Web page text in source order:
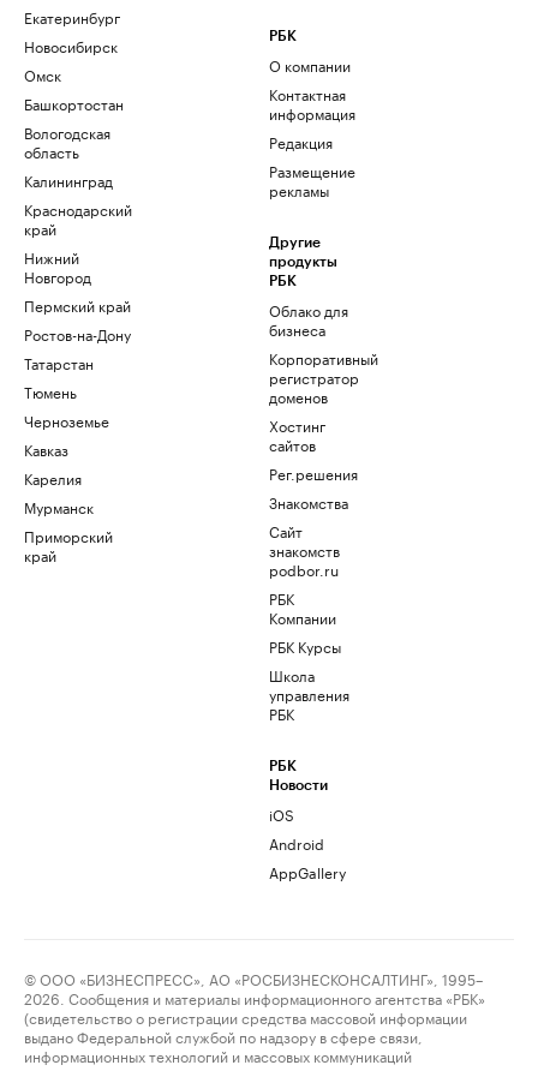
Екатеринбург
Новосибирск
Омск
Башкортостан
Вологодская
область
Калининград
Краснодарский
край
Нижний
Новгород
Пермский край
Ростов-на-Дону
Татарстан
Тюмень
Черноземье
Кавказ
Карелия
Мурманск
Приморский
край
РБК
О компании
Контактная
информация
Редакция
Размещение
рекламы
Другие
продукты
РБК
Облако для
бизнеса
Корпоративный
регистратор
доменов
Хостинг
сайтов
Рег.решения
Знакомства
Сайт
знакомств
podbor.ru
РБК
Компании
РБК Курсы
Школа
управления
РБК
РБК
Новости
iOS
Android
AppGallery
© ООО «БИЗНЕСПРЕСС», АО «РОСБИЗНЕСКОНСАЛТИНГ», 1995–
2026. Сообщения и материалы информационного агентства «РБК»
(свидетельство о регистрации средства массовой информации
выдано Федеральной службой по надзору в сфере связи,
информационных технологий и массовых коммуникаций